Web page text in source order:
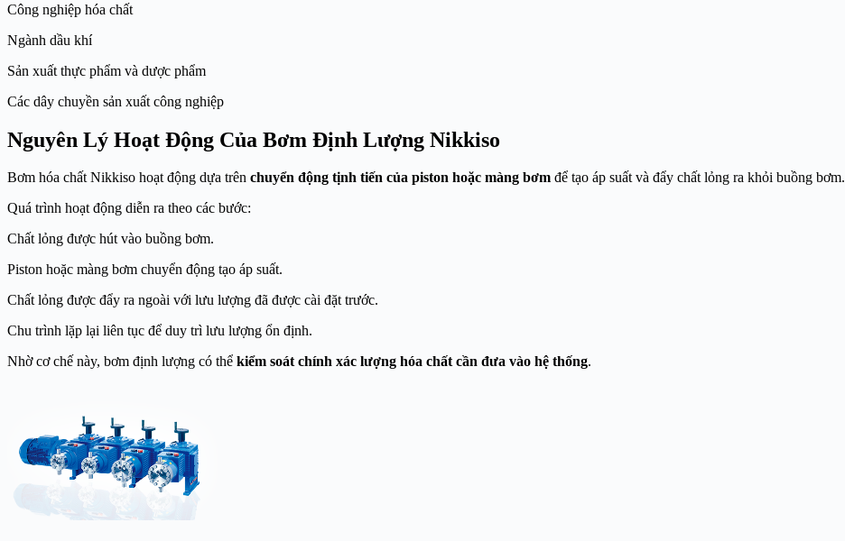
Công nghiệp hóa chất
Ngành dầu khí
Sản xuất thực phẩm và dược phẩm
Các dây chuyền sản xuất công nghiệp
Nguyên Lý Hoạt Động Của Bơm Định Lượng Nikkiso
Bơm hóa chất Nikkiso hoạt động dựa trên chuyển động tịnh tiến của piston hoặc màng bơm để tạo áp suất và đẩy chất lỏng ra khỏi buồng bơm.
Quá trình hoạt động diễn ra theo các bước:
Chất lỏng được hút vào buồng bơm.
Piston hoặc màng bơm chuyển động tạo áp suất.
Chất lỏng được đẩy ra ngoài với lưu lượng đã được cài đặt trước.
Chu trình lặp lại liên tục để duy trì lưu lượng ổn định.
Nhờ cơ chế này, bơm định lượng có thể kiểm soát chính xác lượng hóa chất cần đưa vào hệ thống.